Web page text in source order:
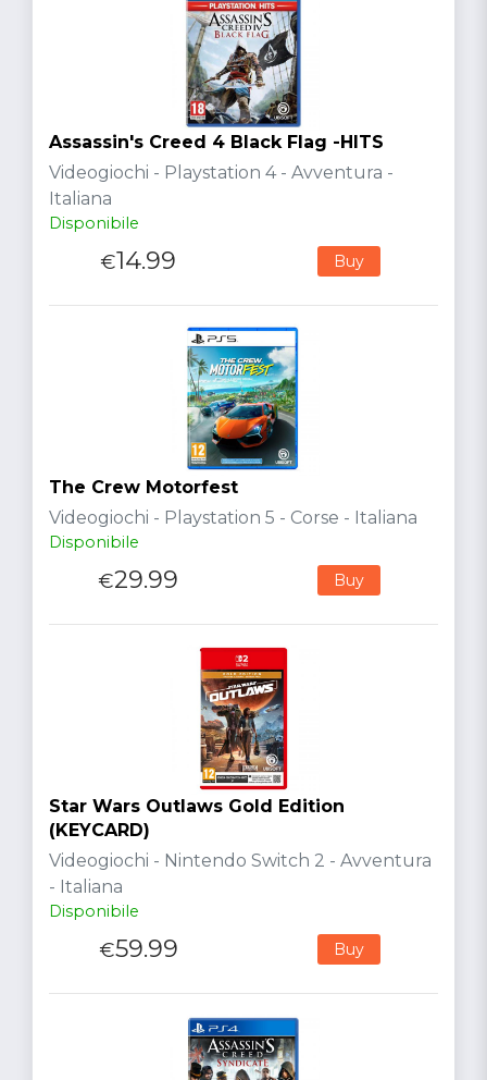
Assassin's Creed 4 Black Flag -HITS
Videogiochi - Playstation 4 - Avventura -
Italiana
Disponibile
€14.99 Buy
The Crew Motorfest
Videogiochi - Playstation 5 - Corse - Italiana
Disponibile
€29.99 Buy
Star Wars Outlaws Gold Edition
(KEYCARD)
Videogiochi - Nintendo Switch 2 - Avventura
- Italiana
Disponibile
€59.99 Buy